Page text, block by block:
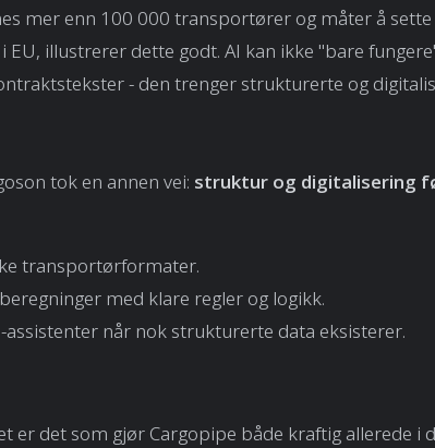
mer enn 100 000 transportører og måter å
EU, illustrerer dette godt. AI kan ikke "bare
- den trenger strukturerte og
tok en annen vei: struktur og digitalisering
transportørformater.
med klare regler og logikk.
assistenter når nok strukturerte data eksisterer.
er det som gjør Cargopipe både kraftig allerede i